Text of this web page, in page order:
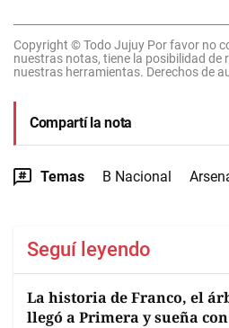
Copyright © Todo Jujuy Por favor no
nuestras notas, tiene la posibilidad de
nuestras herramientas. Derechos de
Compartí la nota
Temas B Nacional
Seguí leyendo
La historia de Franco, el
llegó a Primera y sueña